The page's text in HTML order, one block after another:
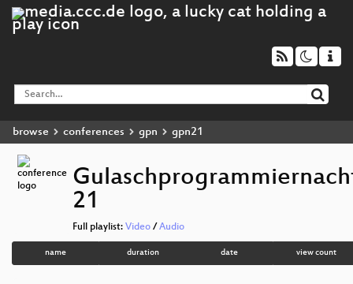
browse conferences gpn gpn21
21
Full playlist: Video / Audio
name duration date view count